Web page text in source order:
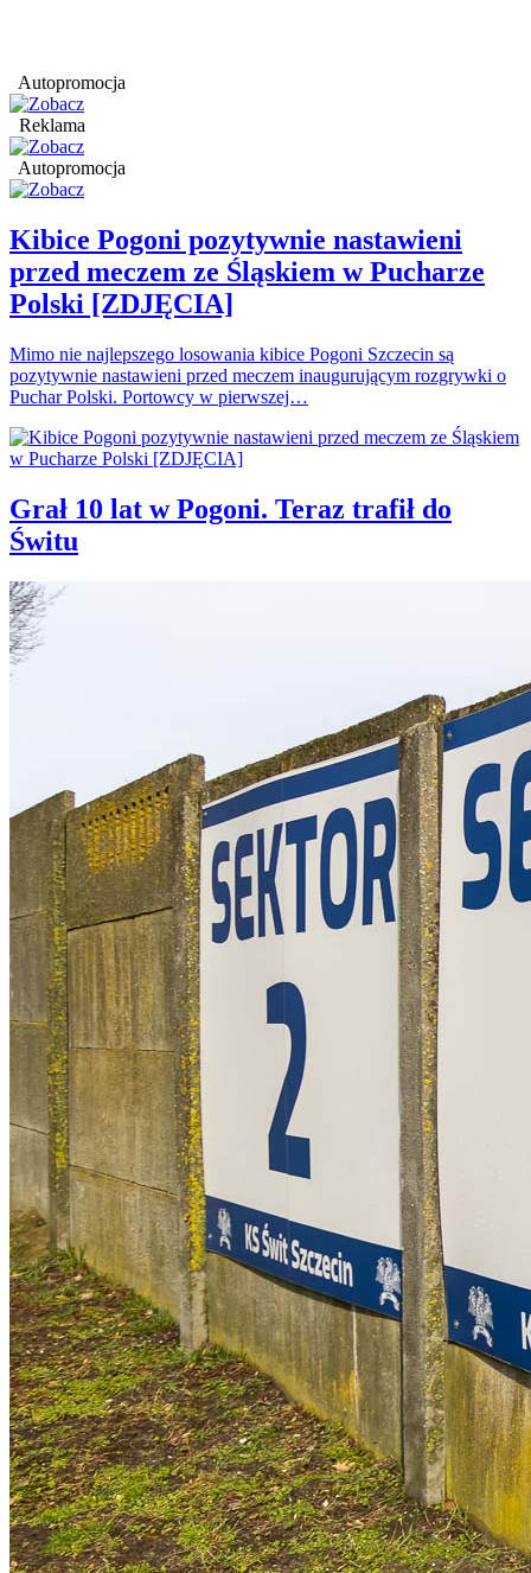
Autopromocja
Reklama
Autopromocja
Kibice Pogoni pozytywnie nastawieni
przed meczem ze Śląskiem w Pucharze
Polski [ZDJĘCIA]
Mimo nie najlepszego losowania kibice Pogoni Szczecin są
pozytywnie nastawieni przed meczem inaugurującym rozgrywki o
Puchar Polski. Portowcy w pierwszej…
Grał 10 lat w Pogoni. Teraz trafił do
Świtu